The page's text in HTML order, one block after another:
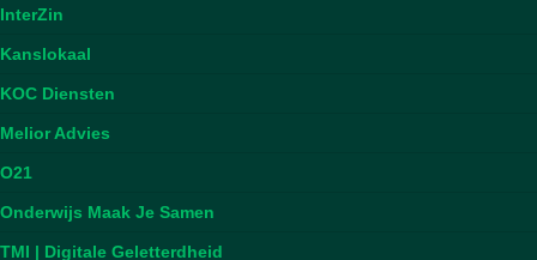
InterZin
Kanslokaal
KOC Diensten
Melior Advies
O21
Onderwijs Maak Je Samen
TMI | Digitale Geletterdheid